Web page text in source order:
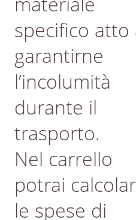
specifico atto
garantirne
l’incolumità
durante il
trasporto.
Nel carrello
potrai
le spese di